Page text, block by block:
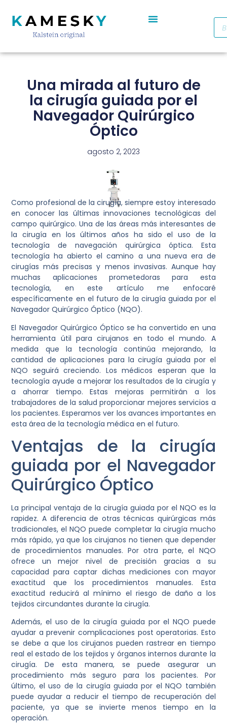
Una mirada al futuro de
la cirugía guiada por el
Navegador Quirúrgico
Óptico
agosto 2, 2023
Como profesional de la cirugía, siempre estoy interesado
en conocer las últimas innovaciones tecnológicas del
campo quirúrgico. Una de las áreas más interesantes de
la cirugía en los últimos años ha sido el uso de la
tecnología de navegación quirúrgica óptica. Esta
tecnología ha abierto el camino a una nueva era de
cirugías más precisas y menos invasivas. Aunque hay
muchas aplicaciones prometedoras para esta
tecnología, en este artículo me enfocaré
específicamente en el futuro de la cirugía guiada por el
Navegador Quirúrgico Óptico (NQO).
El Navegador Quirúrgico Óptico se ha convertido en una
herramienta útil para cirujanos en todo el mundo. A
medida que la tecnología continúa mejorando, la
cantidad de aplicaciones para la cirugía guiada por el
NQO seguirá creciendo. Los médicos esperan que la
tecnología ayude a mejorar los resultados de la cirugía y
a ahorrar tiempo. Estas mejoras permitirán a los
trabajadores de la salud proporcionar mejores servicios a
los pacientes. Esperamos ver los avances importantes en
esta área de la tecnología médica en el futuro.
Ventajas de la cirugía
guiada por el Navegador
Quirúrgico Óptico
La principal ventaja de la cirugía guiada por el NQO es la
rapidez. A diferencia de otras técnicas quirúrgicas más
tradicionales, el NQO puede completar la cirugía mucho
más rápido, ya que los cirujanos no tienen que depender
de procedimientos manuales. Por otra parte, el NQO
ofrece un mejor nivel de precisión gracias a su
capacidad para captar dichas mediciones con mayor
exactitud que los procedimientos manuales. Esta
exactitud reducirá al mínimo el riesgo de daño a los
tejidos circundantes durante la cirugía.
Además, el uso de la cirugía guiada por el NQO puede
ayudar a prevenir complicaciones post operatorias. Esto
se debe a que los cirujanos pueden rastrear en tiempo
real el estado de los tejidos y órganos internos durante la
cirugía. De esta manera, se puede asegurar un
procedimiento más seguro para los pacientes. Por
último, el uso de la cirugía guiada por el NQO también
puede ayudar a reducir el tiempo de recuperación del
paciente, ya que se invierte menos tiempo en la
operación.